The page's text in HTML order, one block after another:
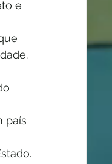
e
país